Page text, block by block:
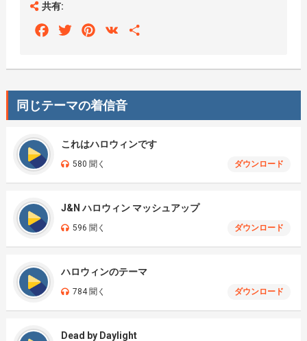
共有:
FacebookTwitterPinterest
VK
同じテーマの着信音
これはハロウィンです
580 聞く ダウンロード
J&N ハロウィン マッシュアップ
596 聞く ダウンロード
ハロウィンのテーマ
784 聞く ダウンロード
Dead by Daylight